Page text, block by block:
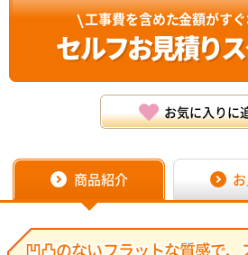
工事費を含めた金額がす
セルフお見積り
お気に入りに
商品紹介
凹凸のないフラットな質感で、